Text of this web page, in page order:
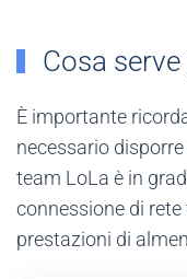
Cosa
È importante
necessario
team LoLa è in
connessione di
prestazioni di